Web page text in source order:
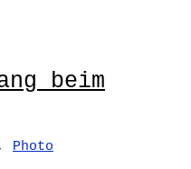
beim
Photo